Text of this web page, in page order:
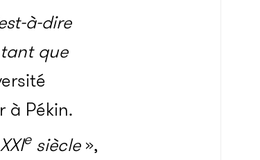
à-dire
que
à Pékin.
esiècle»,